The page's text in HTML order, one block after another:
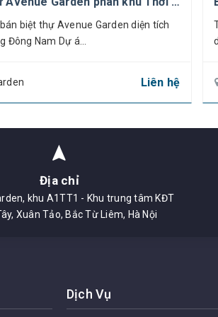
mặt đường Đỗ Nhuận và đường
triển SJK Việt Nam, hotline:
biệt thự Avenue Garden diện tích
Đông Nam Dự á...
Liên hệ
Địa chỉ
khu A1TT1 - Khu trung tâm KĐT
Xuân Tảo, Bắc Từ Liêm, Hà Nội
Dịch Vụ